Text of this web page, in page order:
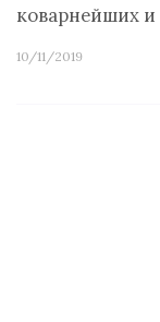
коварнейших
10/11/2019